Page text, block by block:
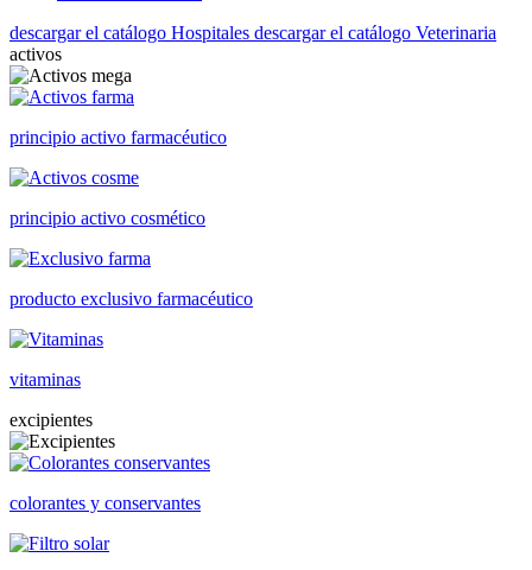
descargar el catálogo Hospitales descargar el catálogo Veterinaria
activos
principio activo farmacéutico
principio activo cosmético
producto exclusivo farmacéutico
vitaminas
excipientes
colorantes y conservantes